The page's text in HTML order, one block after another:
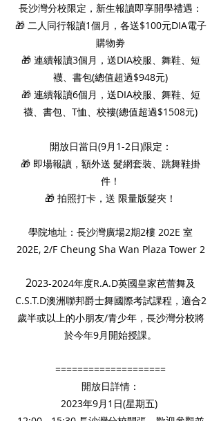
長沙灣分校限定，新生報讀即享開學禮遇：
🎁 二人同行報讀1個月，各送$100元DIA電子
購物劵
🎁 連續報讀3個月，送DIA校服、舞鞋、短
襪、書包(總值超過$948元)
🎁 連續報讀6個月，送DIA校服、舞鞋、短
襪、書包、T恤、校褸(總值超過$1508元)
開放日當日(9月1-2日)限定：
🎁 即場報讀，額外送 髮網套裝、跳舞鞋掛
件！
🎁 拍照打卡，送 限量版髮夾！
學院地址：長沙灣廣場2期2樓 202E 室
202E, 2/F Cheung Sha Wan Plaza Tower 2
2023-2024年度R.A.D英國皇家芭蕾舞及
C.S.T.D澳洲聯邦爵士舞國際考試課程，適合2
歲半或以上的小朋友/青少年，長沙灣分校將
於今年9月開始授課。
====================
開放日詳情：
2023年9月1日(星期五)